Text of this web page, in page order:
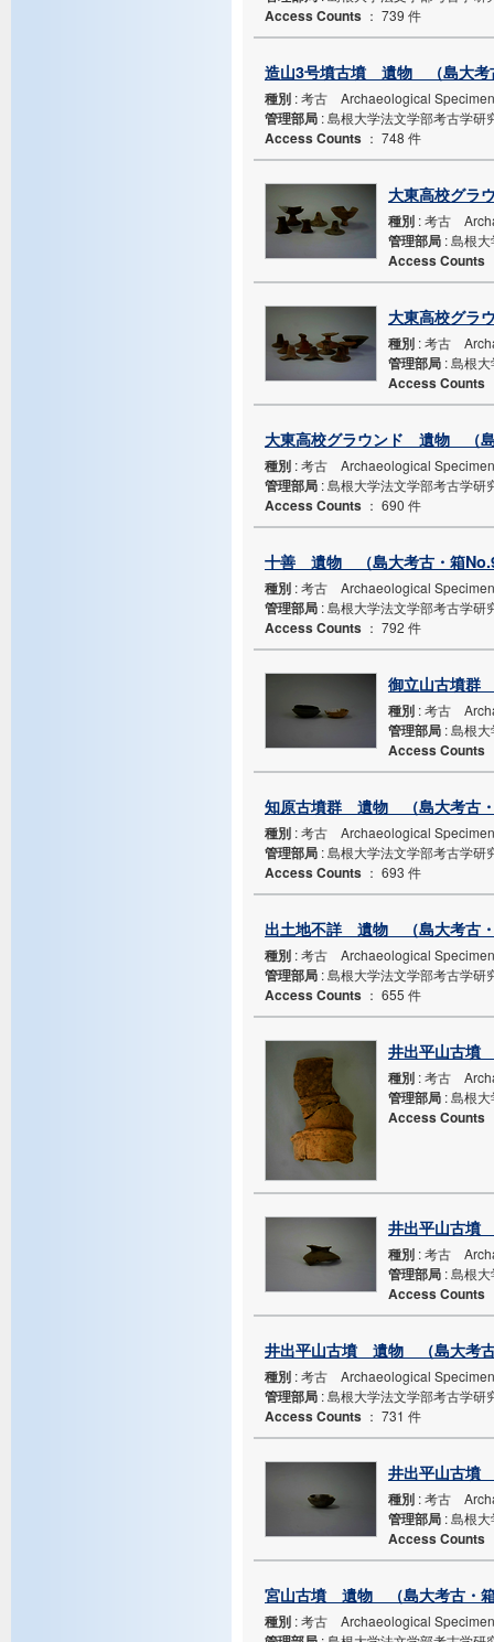
Access Counts ： 739 件
造山3号墳古墳 遺物 （島大考
種別 : 考古 Archaeological
管理部局 : 島根大学法文学部考古学研
Access Counts ： 748 件
大東高校グラ
種別 : 考古
管理部局 : 島根
Access Counts
大東高校グラ
種別 : 考古
管理部局 : 島根
Access Counts
大東高校グラウンド 遺物 （
種別 : 考古 Archaeological
管理部局 : 島根大学法文学部考古学研
Access Counts ： 690 件
十善 遺物 （島大考古・箱
種別 : 考古 Archaeological
管理部局 : 島根大学法文学部考古学研
Access Counts ： 792 件
御立山古墳
種別 : 考古
管理部局 : 島根
Access Counts
知原古墳群 遺物 （島大考古
種別 : 考古 Archaeological
管理部局 : 島根大学法文学部考古学研
Access Counts ： 693 件
出土地不詳 遺物 （島大考古
種別 : 考古 Archaeological
管理部局 : 島根大学法文学部考古学研
Access Counts ： 655 件
井出平山古
種別 : 考古
管理部局 : 島根
Access Counts
井出平山古
種別 : 考古
管理部局 : 島根
Access Counts
井出平山古墳 遺物 （島大考
種別 : 考古 Archaeological
管理部局 : 島根大学法文学部考古学研
Access Counts ： 731 件
井出平山古
種別 : 考古
管理部局 : 島根
Access Counts
宮山古墳 遺物 （島大考古・
種別 : 考古 Archaeological